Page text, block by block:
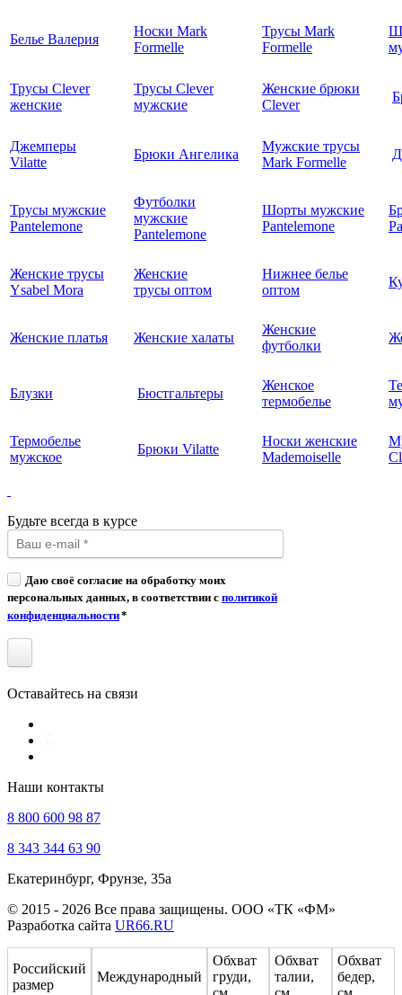
Белье Валерия
Носки Mark
Formelle
Трусы Mark
Formelle
Трусы Clever
женские
Трусы Clever
мужские
Женские брюки
Clever
Джемперы
Vilatte
Брюки Ангелика
Мужские трусы
Mark Formelle
Трусы мужские
Pantelemone
Футболки
мужские
Pantelemone
Шорты мужские
Pantelemone
Женские трусы
Ysabel Mora
Женские
трусы оптом
Нижнее белье
оптом
Женские платья Женские халаты
Женские
футболки
Блузки Бюстгальтеры
Женское
термобелье
Термобелье
мужское
Брюки Vilatte
Носки женские
Mademoiselle
Будьте всегда в курсе
Даю своё согласие на обработку моих
персональных данных, в соответствии с политикой
конфиденциальности*
Оставайтесь на связи
Наши контакты
8 800 600 98 87
8 343 344 63 90
Екатеринбург, Фрунзе, 35а
© 2015 - 2026 Все права защищены. ООО «ТК «ФМ»
Разработка сайта UR66.RU
Российский
размер
Международный
Обхват
груди,
Обхват
талии,
Обхват
бедер,